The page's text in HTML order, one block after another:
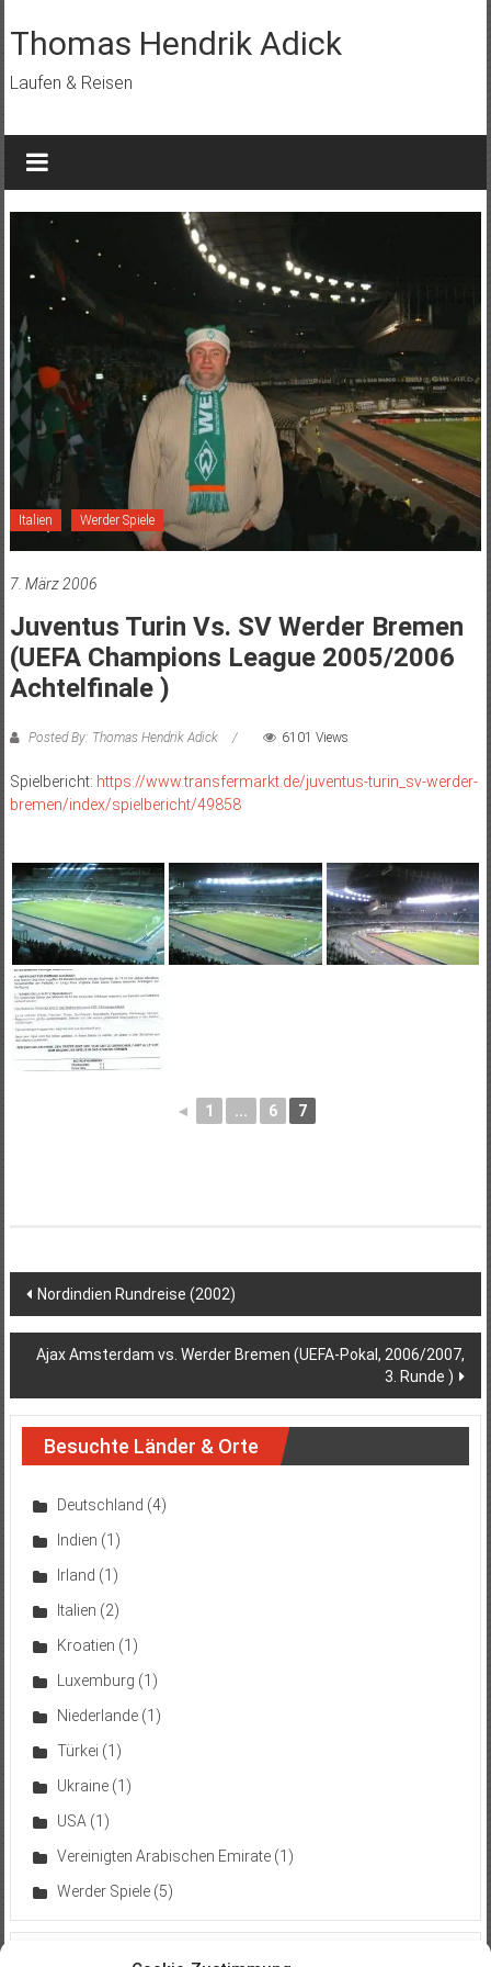
to
content
Thomas Hendrik Adick
Laufen & Reisen
Italien Werder Spiele
7. März 2006
Juventus Turin Vs. SV Werder Bremen
(UEFA Champions League 2005/2006
Achtelfinale )
Posted By: Thomas Hendrik Adick 6101 Views
Spielbericht: https://www.transfermarkt.de/juventus-turin_sv-werder-
bremen/index/spielbericht/49858
◄ 1 ... 6 7
Post
navigation
Nordindien Rundreise (2002)
Ajax Amsterdam vs. Werder Bremen (UEFA-Pokal, 2006/2007,
3. Runde )
Besuchte Länder & Orte
Deutschland (4)
Indien (1)
Irland (1)
Italien (2)
Kroatien (1)
Luxemburg (1)
Niederlande(1)
Türkei (1)
Ukraine(1)
USA (1)
Vereinigten Arabischen Emirate(1)
Werder Spiele(5)